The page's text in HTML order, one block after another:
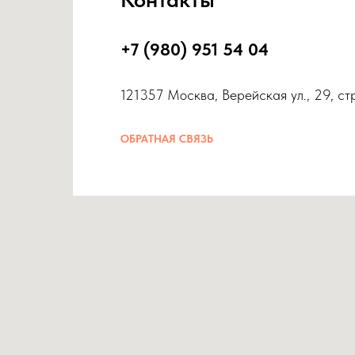
+7 (980) 951 54 04
121357 Москва, Верейская ул., 29,
ОБРАТНАЯ СВЯЗЬ